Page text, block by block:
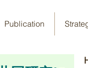
Publication